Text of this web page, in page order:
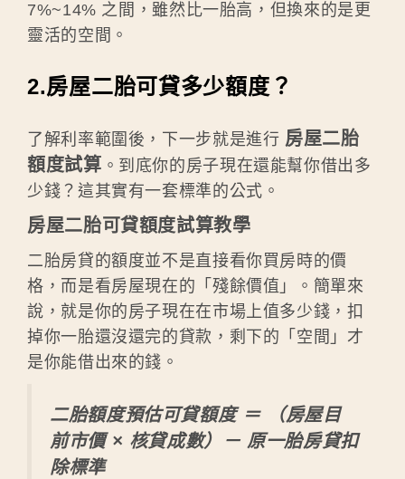
7%~14% 之間，雖然比一胎高，但換來的是更
靈活的空間。
2.房屋二胎可貸多少額度？
了解利率範圍後，下一步就是進行 房屋二胎
額度試算 。到底你的房子現在還能幫你借出多
少錢？這其實有一套標準的公式。
房屋二胎可貸額度試算教學
二胎房貸的額度並不是直接看你買房時的價
格，而是看房屋現在的「殘餘價值」。簡單來
說，就是你的房子現在在市場上值多少錢，扣
掉你一胎還沒還完的貸款，剩下的「空間」才
是你能借出來的錢。
二胎額度預估可貸額度 ＝ （房屋目
前市價 × 核貸成數）－ 原一胎房貸扣
除標準